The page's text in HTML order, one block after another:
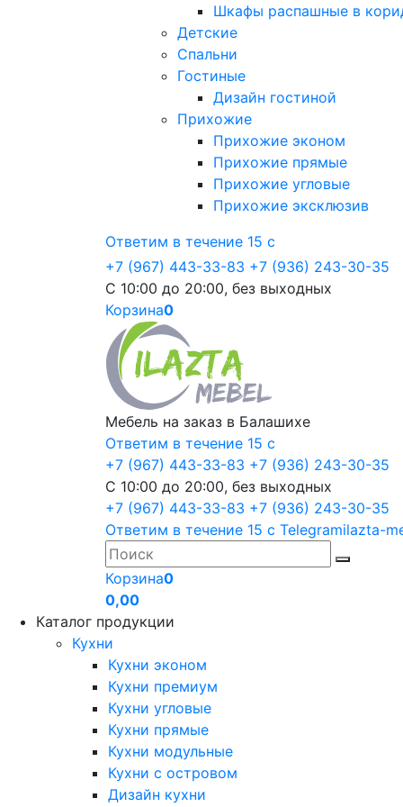
Шкафы распашные в
Детские
Спальни
Гостиные
Дизайн гостиной
Прихожие
Прихожие эконом
Прихожие прямые
Прихожие угловые
Прихожие эксклюзив
Ответим в течение 15 с
+7 (967) 443-33-83 +7 (936) 243-30-35
С 10:00 до 20:00, без выходных
Корзина0
Мебель на заказ в Балашихе
Ответим в течение 15 с
+7 (967) 443-33-83 +7 (936) 243-30-35
С 10:00 до 20:00, без выходных
+7 (967) 443-33-83 +7 (936) 243-30-35
Ответим в течение 15 с Telegramilazta-
Корзина0
0,00
Каталог продукции
Кухни
Кухни эконом
Кухни премиум
Кухни угловые
Кухни прямые
Кухни модульные
Кухни с островом
Дизайн кухни